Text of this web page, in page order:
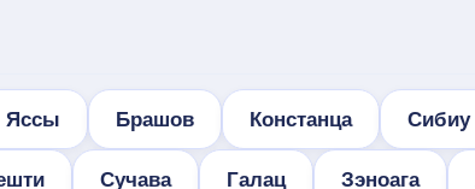
Яссы Брашов Констанца Сибиу
Сучава Галац Зэноага